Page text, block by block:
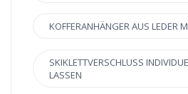
KOFFERANHÄNGER AUS LEDER
SKIKLETTVERSCHLUSS
LASSEN